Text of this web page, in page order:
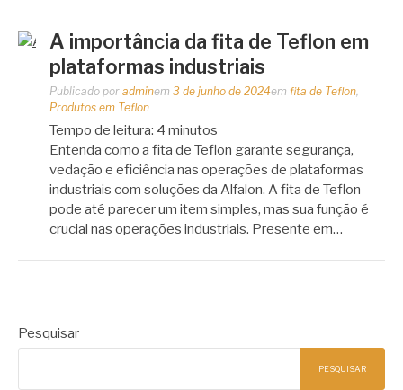
A importância da fita de Teflon em
plataformas industriais
Publicado por adminem 3 de junho de 2024em fita de Teflon,
Produtos em Teflon
Tempo de leitura: 4 minutos
Entenda como a fita de Teflon garante segurança,
vedação e eficiência nas operações de plataformas
industriais com soluções da Alfalon. A fita de Teflon
pode até parecer um item simples, mas sua função é
crucial nas operações industriais. Presente em…
Pesquisar
PESQUISAR